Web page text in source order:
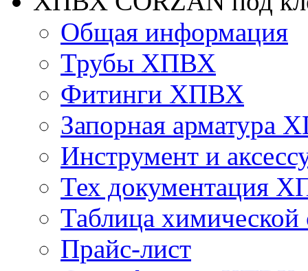
Общая информация
Трубы ХПВХ
Фитинги ХПВХ
Запорная арматура
Инструмент и
Тех документация
Таблица химической
Прайс-лист